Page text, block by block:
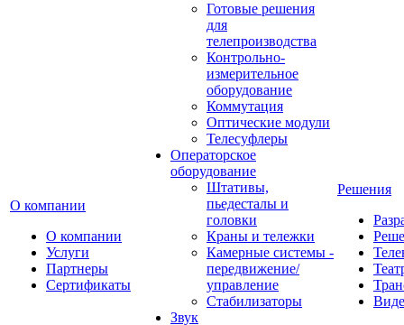
О компании
О компании
Услуги
Партнеры
Сертификаты
Готовые решения
для
телепроизводства
Контрольно-
измерительное
оборудование
Коммутация
Оптические модули
Телесуфлеры
Операторское
оборудование
Штативы,
пьедесталы и
головки
Краны и тележки
Камерные системы -
передвижение/
управление
Стабилизаторы
Звук
Решения